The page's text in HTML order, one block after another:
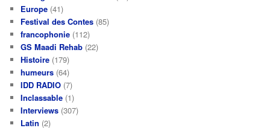
Europe (41)
Festival des Contes (85)
francophonie (112)
GS Maadi Rehab (22)
Histoire (179)
humeurs (64)
IDD RADIO (7)
Inclassable (1)
Interviews (307)
Latin (2)